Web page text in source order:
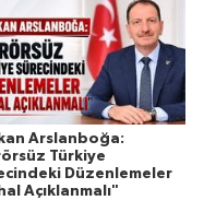
Arslanboğa:
Türkiye
Düzenlemeler
Açıklanmalı"